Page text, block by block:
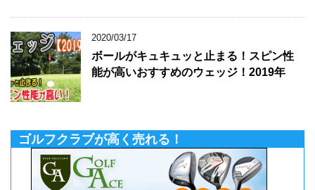
2020/03/17
ボールがキュキュッと止まる！スピン性
能が高いおすすめのウェッジ！2019年
ゴルフクラブが高く売れる！